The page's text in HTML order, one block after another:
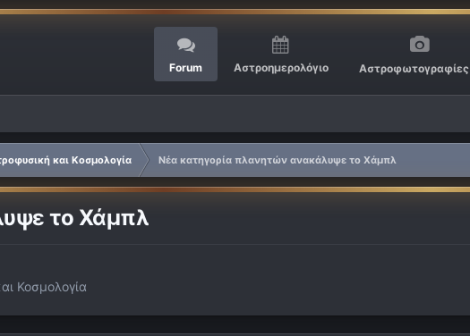
Forum Αστροημερολόγιο Αστροφωτογραφίες
και Κοσμολογία
Νέα κατηγορία πλανητών ανακάλυψε το Χάμπλ
το Χάμπλ
Κοσμολογία